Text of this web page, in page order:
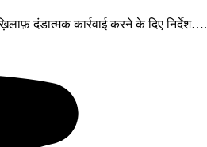
दंडात्मक कार्रवाई करने के दिए निर्देश….